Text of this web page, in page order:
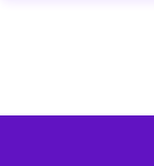
memoria, la